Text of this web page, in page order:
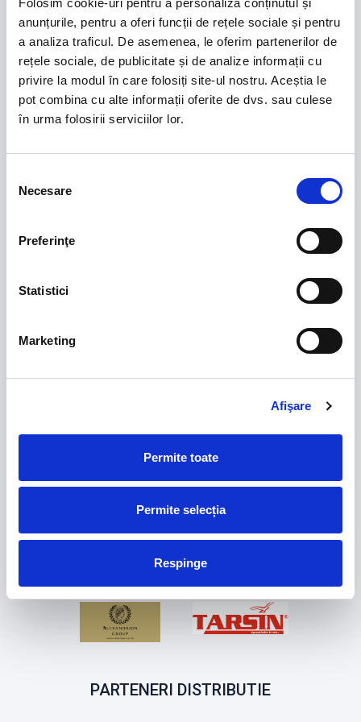
anunțurile, pentru a oferi funcții de rețele sociale și pentru
a analiza traficul. De asemenea, le oferim partenerilor de
rețele sociale, de publicitate și de analize informații cu
privire la modul în care folosiți site-ul nostru. Aceștia le
pot combina cu alte informații oferite de dvs. sau culese
în urma folosirii serviciilor lor.
consimțământului
Necesare
Preferinţe
Statistici
Marketing
Afişare
Permite toate
Permite selecția
Respinge
SPONSORI ECHIPA NATIONALA FEMININA
PARTENERI DISTRIBUTIE